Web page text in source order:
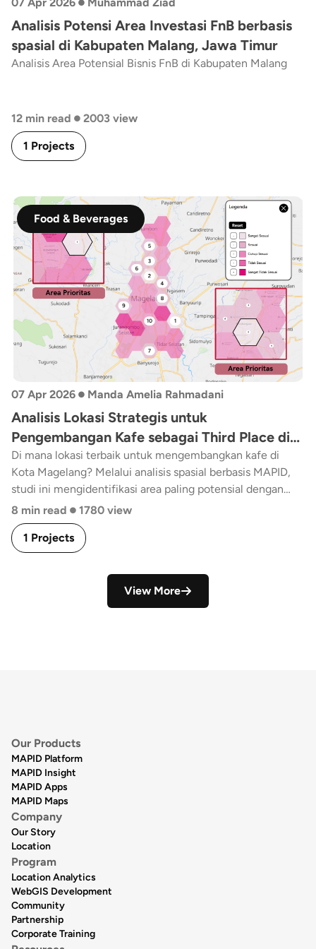
Analisis Potensi Area Investasi FnB berbasis
spasial di Kabupaten Malang, Jawa Timur
Analisis Area Potensial Bisnis FnB di Kabupaten Malang
12 min read • 2003 view
1 Projects
Food & Beverages
07 Apr 2026 • Manda Amelia Rahmadani
Analisis Lokasi Strategis untuk
Pengembangan Kafe sebagai Third Place di
Kota Magelang
Di mana lokasi terbaik untuk mengembangkan kafe di
Kota Magelang? Melalui analisis spasial berbasis MAPID,
studi ini mengidentifikasi area paling potensial dengan
mempertimbangkan aksesibilitas, aktivitas masyarakat,
dan dinamika perkotaan untuk mendukung kafe sebagai
third place.
8 min read • 1780 view
1 Projects
View More
Our Products
MAPID Platform
MAPID Insight
MAPID Apps
MAPID Maps
Company
Our Story
Location
Program
Location Analytics
WebGIS Development
Community
Partnership
Corporate Training